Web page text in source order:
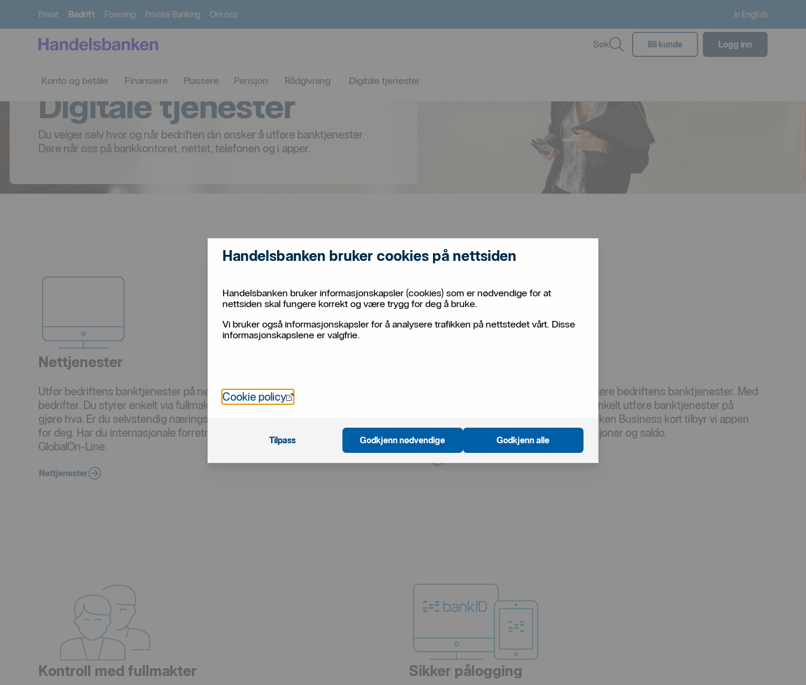
Handelsbanken bruker cookies på nettsiden
Handelsbanken bruker informasjonskapsler (cookies) som er nødvendige for at
nettsiden skal fungere korrekt og være trygg for deg å bruke.
Vi bruker også informasjonskapsler for å analysere trafikken på nettstedet vårt. Disse
informasjonskapslene er valgfrie.
Cookie policy Öppnas i nytt fönster
Tilpass Godkjenn nødvendige Godkjenn alle
Privat Bedrift Forening Private Banking Om oss In English
Søk Bli kunde Logg inn
Konto og betale Finansiere Plassere Pensjon Rådgivning Digitale tjenester
Digitale tjenester
Du velger selv hvor og når bedriften din ønsker å utføre banktjenester.
Dere når oss på bankkontoret, nettet, telefonen og i apper.
Nettjenester
Utfør bedriftens banktjenester på nett. Vår Nettbedrift passer for alle
bedrifter. Du styrer enkelt via fullmakter, og har full kontroll på hvem som får
gjøre hva. Er du selvstendig næringsdrivende finner vi løsninger som passer
for deg. Har du internasjonale forretninger tilbyr vi vår globale tjeneste
GlobalOn-Line.
Nettjenester
Bestem når, hvor og hvordan du vil håndtere bedriftens banktjenester. Med
Nettbedrift får du raskt oversikt og kan enkelt utføre banktjenester på
mobilen. For de ansatte med Handelsbanken Business kort tilbyr vi appen
Kortkompis for full oversikt over transaksjoner og saldo.
Kontroll med fullmakter Sikker pålogging